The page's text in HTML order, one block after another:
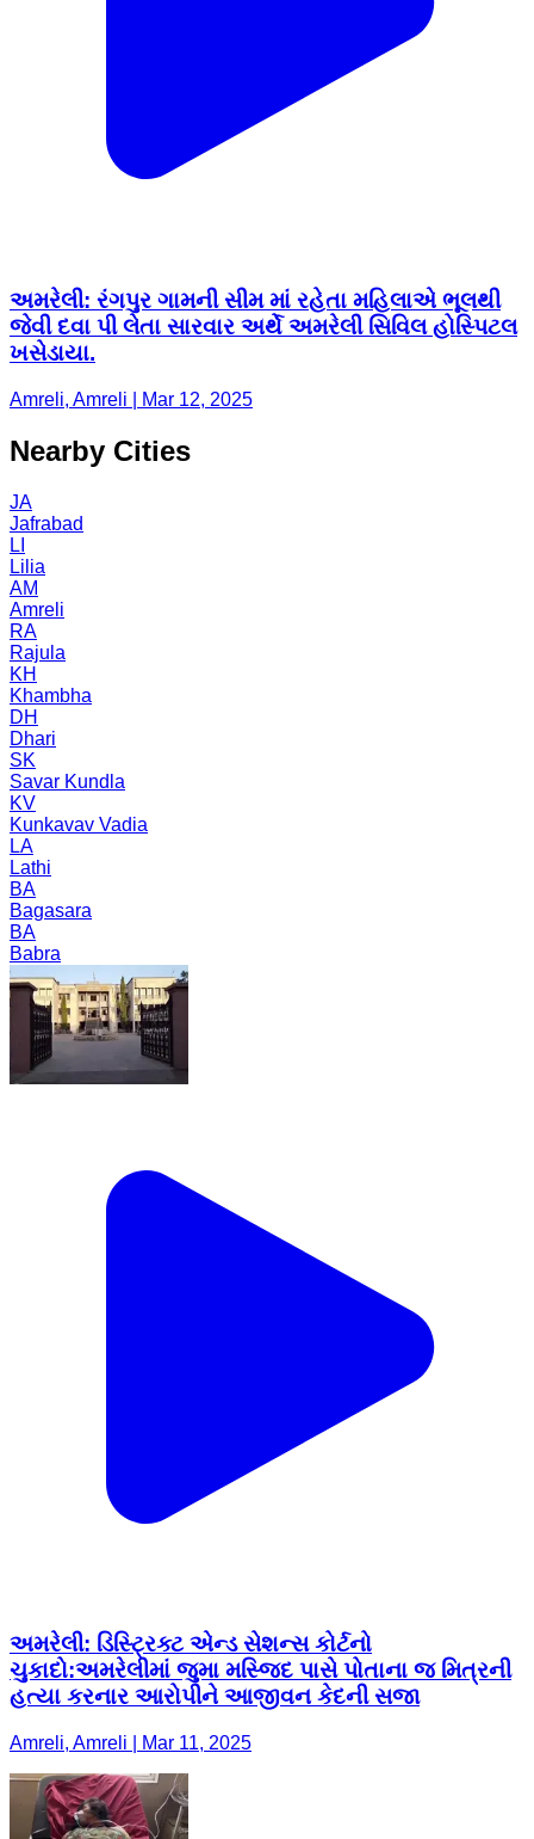
અમરેલી: રંગપુર ગામની સીમ માં રહેતા મહિલાએ ભૂલથી
જેવી દવા પી લેતા સારવાર અર્થે અમરેલી સિવિલ હોસ્પિટલ
ખસેડાયા.
Amreli, Amreli | Mar 12, 2025
Nearby Cities
JA
Jafrabad
LI
Lilia
AM
Amreli
RA
Rajula
KH
Khambha
DH
Dhari
SK
Savar Kundla
KV
Kunkavav Vadia
LA
Lathi
BA
Bagasara
BA
Babra
અમરેલી: ડિસ્ટ્રિક્ટ એન્ડ સેશન્સ કોર્ટનો
ચુકાદો:અમરેલીમાં જુમા મસ્જિદ પાસે પોતાના જ મિત્રની
હત્યા કરનાર આરોપીને આજીવન કેદની સજા
Amreli, Amreli | Mar 11, 2025